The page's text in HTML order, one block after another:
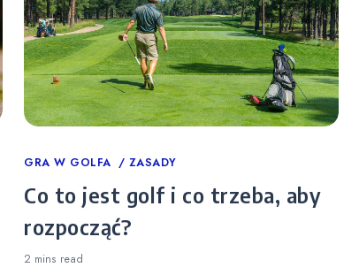
Categories
GRA W GOLFA ZASADY
Co to jest golf i co trzeba, aby
rozpocząć?
2 mins read